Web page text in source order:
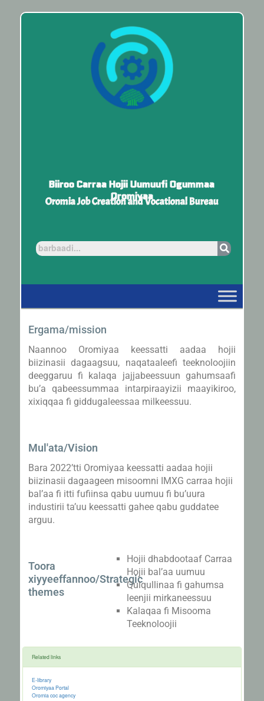
Biiroo Carraa Hojii Uumuufi Ogummaa
Oromiyaa
Oromia Job Creation and Vocational Bureau
Ergama/mission
Naannoo Oromiyaa keessatti aadaa hojii
biizinasii dagaagsuu, naqataaleefi teeknoloojiin
deeggaruu fi kalaqa jajjabeessuun gahumsaafi
bu’a qabeessummaa intarpiraayizii maayikiroo,
xixiqqaa fi giddugaleessaa milkeessuu.
Mul'ata/Vision
Bara 2022’tti Oromiyaa keessatti aadaa hojii
biizinasii dagaageen misoomni IMXG carraa hojii
bal’aa fi itti fufiinsa qabu uumuu fi bu’uura
industirii ta’uu keessatti gahee qabu guddatee
arguu.
Toora
xiyyeeffannoo/Strategic
themes
Hojii dhabdootaaf Carraa
Hojii bal’aa uumuu
Qulqullinaa fi gahumsa
leenjii mirkaneessuu
Kalaqaa fi Misooma
Teeknoloojii
Related links
E-library
Oromiyaa Portal
Oromia coc agency